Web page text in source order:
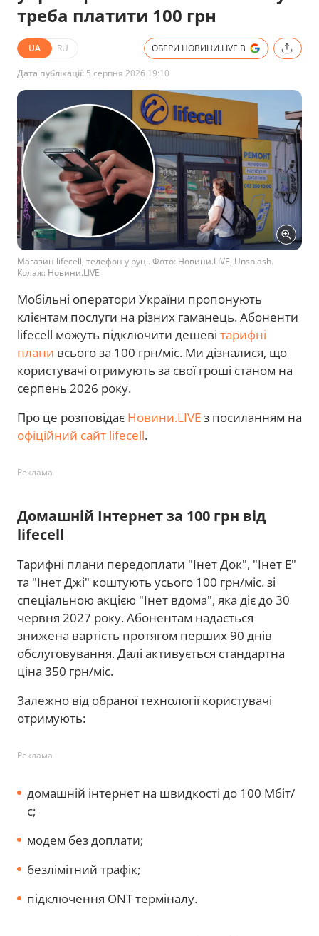
треба платити 100 грн
UA RU ОБЕРИ НОВИНИ.LIVE В
Дата публікації: 5 серпня 2026 19:10
Магазин lifecell, телефон у руці. Фото: Новини.LIVE, Unsplash.
Колаж: Новини.LIVE
Мобільні оператори України пропонують
клієнтам послуги на різних гаманець. Абоненти
lifecell можуть підключити дешеві тарифні
плани всього за 100 грн/міс. Ми дізналися, що
користувачі отримують за свої гроші станом на
серпень 2026 року.
Про це розповідає Новини.LIVEз посиланням на
офіційний сайт lifecell.
Реклама
Домашній Інтернет за 100 грн від
lifecell
Тарифні плани передоплати "Iнет Док", "Інет Е"
та "Інет Джі" коштують усього 100 грн/міс. зі
спеціальною акцією "Інет вдома", яка діє до 30
червня 2027 року. Абонентам надається
знижена вартість протягом перших 90 днів
обслуговування. Далі активується стандартна
ціна 350 грн/міс.
Залежно від обраної технології користувачі
отримують:
Реклама
домашній інтернет на швидкості до 100 Мбіт/
с;
модем без доплати;
безлімітний трафік;
підключення ONT терміналу.